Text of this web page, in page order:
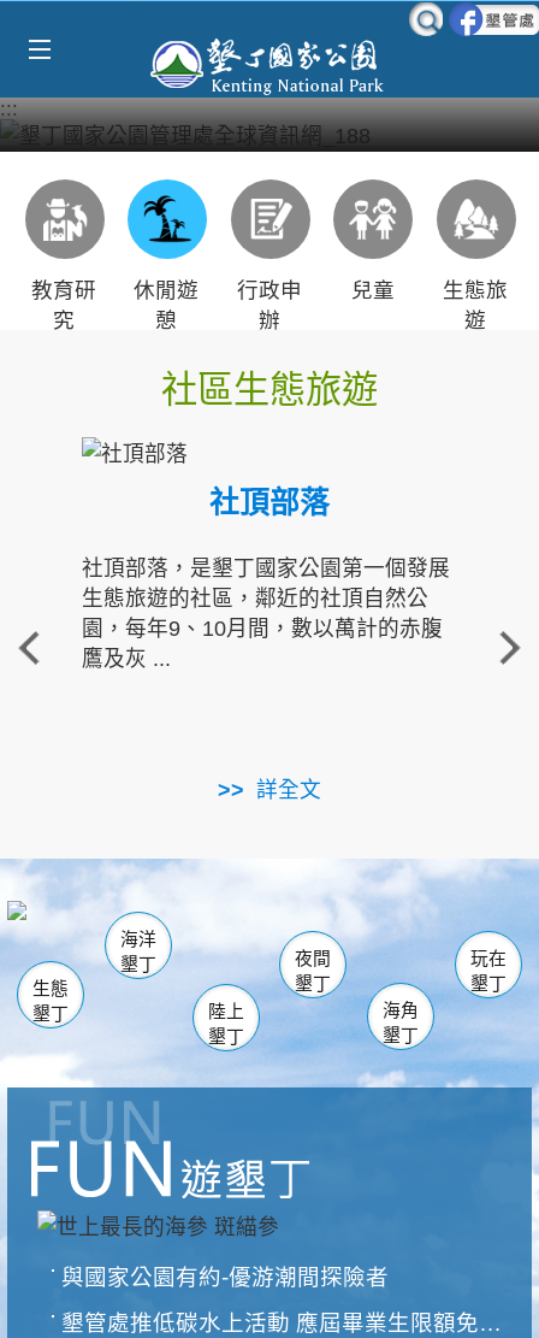
:::
教育研
究
休閒遊
憩
行政申
辦
兒童
生態旅
遊
社區生態旅遊
社頂部落
社頂部落，是墾丁國家公園第一個發展
生態旅遊的社區，鄰近的社頂自然公
園，每年9、10月間，數以萬計的赤腹
鷹及灰 ...
詳全文
重
走進
南仁湖
海生館
恆春 佳樂水
龍鑾潭自然中心 森林遊樂區
瓊麻館
關山 墾管處遊客中心
社頂公園 風吹沙
船帆石
白砂 龍磐公園
香蕉灣
砂島
鵝鑾鼻
生態
墾丁
海洋
墾丁
陸上
墾丁
夜間
墾丁
海角
墾丁
玩在
墾丁
與國家公園有約-優游潮間探險者
墾管處推低碳水上活動 應屆畢業生限額免費參加